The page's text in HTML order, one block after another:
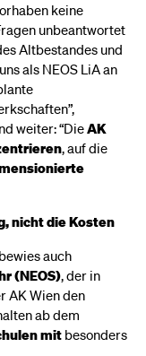
keine
unbeantwortet
Altbestandes und
als NEOS LiA an
weiter: “DieAK
, auf die
nicht die Kosten
auch
(NEOS), der in
AK Wien den
ab dem
mitbesonders